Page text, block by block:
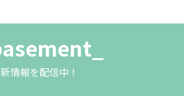
情報を配信中！